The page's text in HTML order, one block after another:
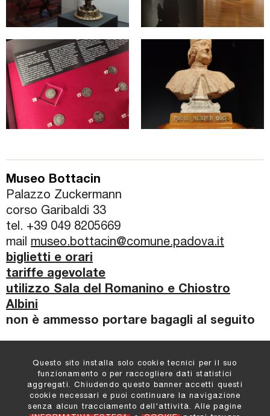
Museo Bottacin
Palazzo Zuckermann
corso Garibaldi 33
tel. +39 049 8205669
mail museo.bottacin@comune.padova.it
biglietti e orari
tariffe agevolate
utilizzo Sala del Romanino e Chiostro
Albini
non è ammesso portare bagagli al seguito
Comune di Padova :
Settore Cultura e Turismo
Questo sito installa solo cookie tecnici per il suo
funzionamento o per raccogliere dati statistici
aggregati. Chiudendo questo banner accetti questi
cookie necessari e puoi continuare la navigazione
senza alcun tracciamento dell'attività. Alle pagine